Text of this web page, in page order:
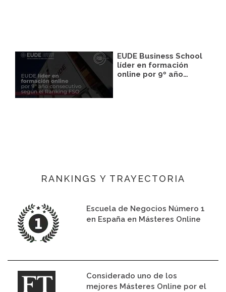
EUDE Business School
líder en formación
online por 9º año…
RANKINGS Y TRAYECTORIA
Escuela de Negocios Número 1
en España en Másteres Online
Considerado uno de los
mejores Másteres Online por el